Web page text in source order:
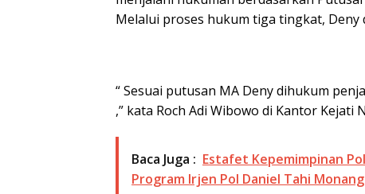
Melalui proses hukum tiga tingkat,
“ Sesuai putusan MA Deny dihukum
,” kata Roch Adi Wibowo di Kantor Kejati
Baca Juga : Estafet Kepemimpinan
Program Irjen Pol Daniel Tahi Monang